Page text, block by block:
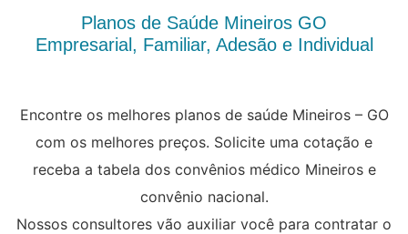
Planos de Saúde Mineiros GO
Empresarial, Familiar, Adesão e Individual
Encontre os melhores planos de saúde Mineiros – GO
com os melhores preços. Solicite uma cotação e
receba a tabela dos convênios médico Mineiros e
convênio nacional.
Nossos consultores vão auxiliar você para contratar o